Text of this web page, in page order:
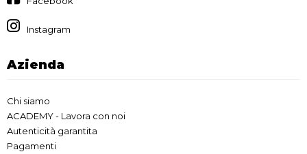
Instagram
Azienda
Chi siamo
ACADEMY - Lavora con noi
Autenticità garantita
Pagamenti